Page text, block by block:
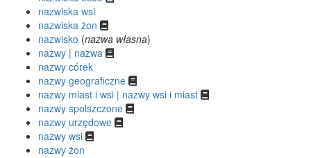
nazwiska wsi
nazwiska żon
nazwisko (nazwa własna)
nazwy | nazwa
nazwy córek
nazwy geograficzne
nazwy miast i wsi | nazwy wsi i miast
nazwy spolszczone
nazwy urzędowe
nazwy wsi
nazwy żon